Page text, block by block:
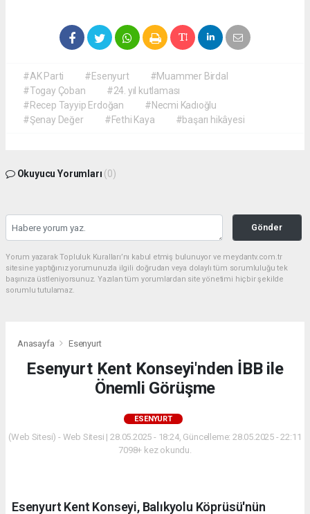
#AK Parti #Esenyurt
#Muammer Birdal
#Togay Çoban
#24. yıl kutlaması
#Recep Tayyip Erdoğan
#Necmi Kadıoğlu
#Şenay Değer
#Fethi Kaya #başarı hikâyesi
Okuyucu Yorumları (0)
Gönder
Yorum yazarak Topluluk Kuralları’nı kabul etmiş bulunuyor ve meydantv.com.tr
sitesine yaptığınız yorumunuzla ilgili doğrudan veya dolaylı tüm sorumluluğu tek
başınıza üstleniyorsunuz. Yazılan tüm yorumlardan site yönetimi hiçbir şekilde
sorumlu tutulamaz.
Anasayfa Esenyurt
Esenyurt Kent Konseyi'nden İBB ile
Önemli Görüşme
ESENYURT
(Web Sitesi) - Web Sitesi | 28.05.2025 - 18:24, Güncelleme: 28.05.2025 - 22:11
7098+ kez okundu.
Esenyurt Kent Konseyi, Balıkyolu Köprüsü'nün